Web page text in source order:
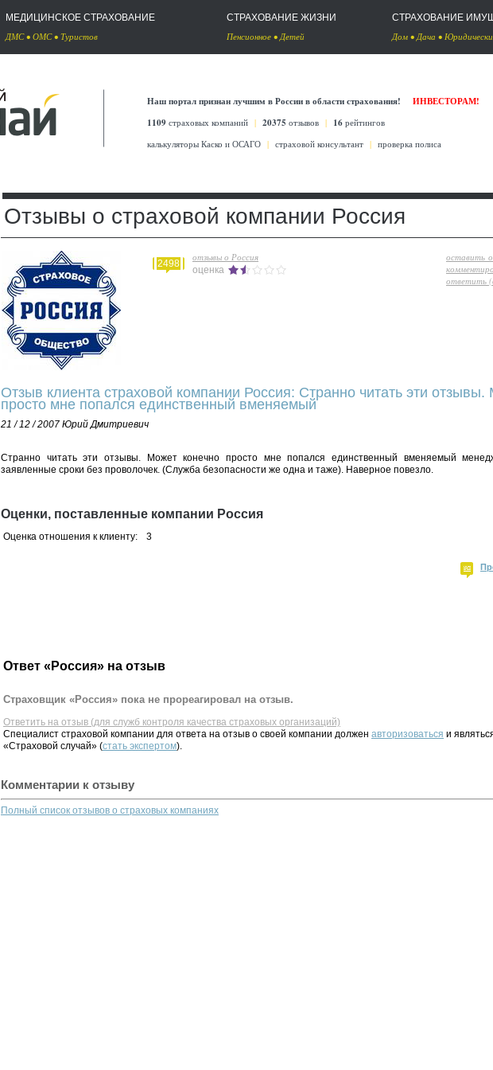
МЕДИЦИНСКОЕ СТРАХОВАНИЕ
ДМС• ОМС• Туристов
СТРАХОВАНИЕ ЖИЗНИ
Пенсионное •Детей
СТРАХОВАНИЕ
Дом •Дача •
Наш портал признан лучшим в России в области страхования!
ИНВЕСТОРАМ!
1109 страховых компаний | 20375 отзывов | 16 рейтингов
калькуляторы Каско и ОСАГО | страховой консультант | проверка полиса
Отзывы о страховой компании Россия
2498
отзывы о Россия
оценка
оставить
ответить
Отзыв клиента страховой компании Россия: Странно читать эти отзывы.
просто мне попался единственный вменяемый
21 / 12 / 2007 Юрий Дмитриевич
Странно читать эти отзывы. Может конечно просто мне попался единственный вменяемый
заявленные сроки без проволочек. (Служба безопасности же одна и таже). Наверное повезло.
Оценки, поставленные компании Россия
Оценка отношения к клиенту: 3
Ответ «Россия» на отзыв
Страховщик «Россия» пока не прореагировал на отзыв.
Ответить на отзыв (для служб контроля качества страховых организаций)
Специалист страховой компании для ответа на отзыв о своей компании должен авторизоваться и
«Страховой случай» (стать экспертом).
Комментарии к отзыву
Полный список отзывов о страховых компаниях